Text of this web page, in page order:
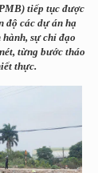
tiếp tục được
độ các dự án hạ
sự chỉ đạo
từng bước tháo
thực.